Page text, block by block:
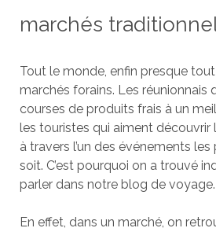
marchés
Tout le monde, enfin presque
marchés forains. Les réunionnais
courses de produits frais à un
les touristes qui aiment découvrir
à travers l’un des événements
soit. C’est pourquoi on a trouvé
parler dans notre blog de voyage.
En effet, dans un marché, on